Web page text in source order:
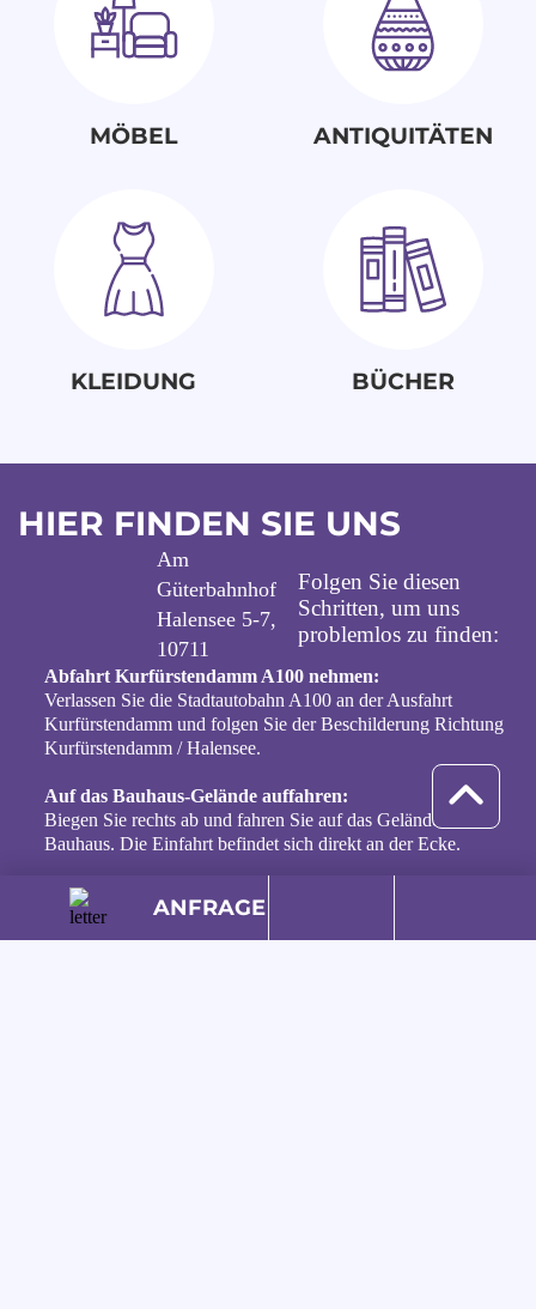
MÖBEL ANTIQUITÄTEN
KLEIDUNG BÜCHER
HIER FINDEN SIE UNS
Am
Güterbahnhof
Halensee 5-7,
10711
Folgen Sie diesen
Schritten, um uns
problemlos zu finden:
Abfahrt Kurfürstendamm A100 nehmen:
Verlassen Sie die Stadtautobahn A100 an der Ausfahrt
Kurfürstendamm und folgen Sie der Beschilderung Richtung
Kurfürstendamm / Halensee.
Auf das Bauhaus-Gelände auffahren:
Biegen Sie rechts ab und fahren Sie auf das Gelände beim
Bauhaus. Die Einfahrt befindet sich direkt an der Ecke.
Geradeaus Richtung Güterbahnhof:
Folgen Sie der Straße geradeaus, vorbei am Bauhaus-Gebäude
und der Drive-In Arena. Bleiben Sie auf der rechten Seite.
ANFRAGE